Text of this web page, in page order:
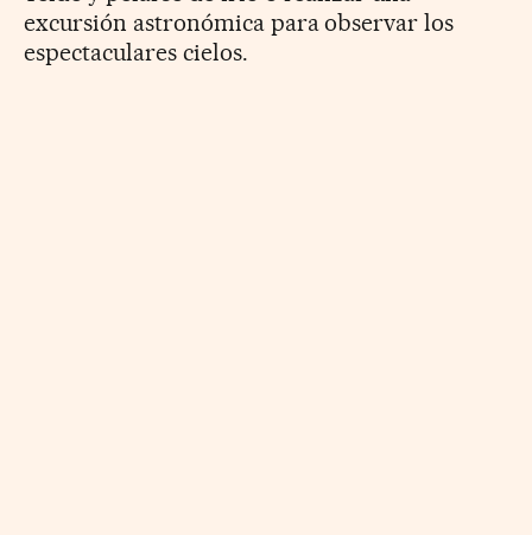
excursión astronómica para observar los
espectaculares cielos.